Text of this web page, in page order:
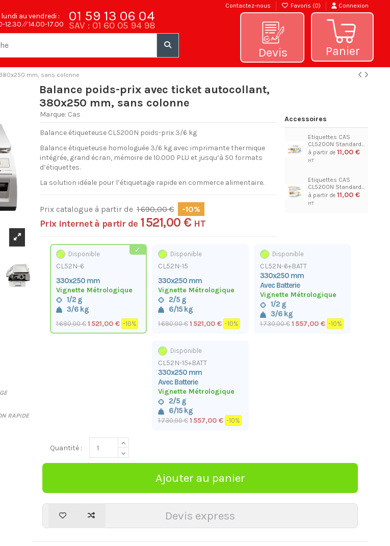
Contactez-nous Favoris (0) Connexion
01 59 13 06 04
SAV : 01 60 05 94 98
au vendredi :
12.30 ⁄⁄ 14.00-17.00
Devis Panier
mm, sans colonne
RAPIDE
Balance poids-prix avec ticket autocollant,
380x250 mm, sans colonne
Marque: Cas
Balance étiqueteuse CL5200N poids-prix 3/6 kg
Balance étiqueteuse homologuée 3/6 kg avec imprimante thermique
intégrée, grand écran, mémoire de 10.000 PLU et jusqu’à 50 formats
d’étiquettes.
La solution idéale pour l’étiquetage rapide en commerce alimentaire.
Prix catalogue à partir de 1 690,00 € -10%
Prix internet à partir de 1 521,00 € HT
Accessoires
Etiquettes CAS
CL5200N Standard...
11,00 €
Etiquettes CAS
CL5200N Standard...
11,00 €
CL52N-6
330x250 mm
Vignette Métrologique
1/2 g
3/6 kg
1 690,00 € 1 521,00 € -10%
Disponible
CL52N-15
330x250 mm
Vignette Métrologique
2/5 g
6/15 kg
1 690,00 € 1 521,00 € -10%
Disponible
CL52N-6+BATT
330x250 mm
Avec Batterie
Vignette Métrologique
1/2 g
3/6 kg
1 730,00 € 1 557,00 € -10%
Disponible
CL52N-15+BATT
330x250 mm
Avec Batterie
Vignette Métrologique
2/5 g
6/15 kg
1 730,00 € 1 557,00 € -10%
Disponible
Quantité :